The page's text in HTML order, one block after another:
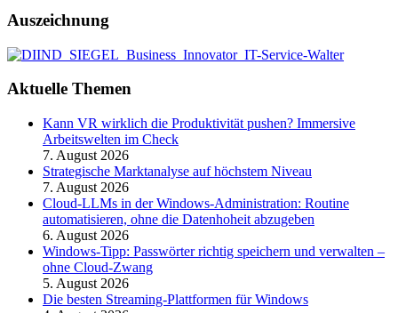
Auszeichnung
Aktuelle Themen
Kann VR wirklich die Produktivität pushen? Immersive
Arbeitswelten im Check
7. August 2026
Strategische Marktanalyse auf höchstem Niveau
7. August 2026
Cloud-LLMs in der Windows-Administration: Routine
automatisieren, ohne die Datenhoheit abzugeben
6. August 2026
Windows-Tipp: Passwörter richtig speichern und verwalten –
ohne Cloud-Zwang
5. August 2026
Die besten Streaming-Plattformen für Windows